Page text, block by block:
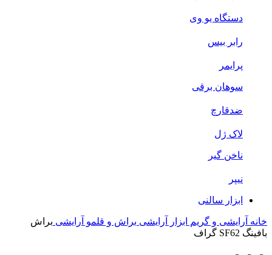
دستگاه یو وی
رابر بیس
پرایمر
سوهان برقی
ضدقارچ
لاک ژل
ناخن گیر
نیپر
ابزار سالنی
خانه آرایشی و گریم ابزار آرایشی براش و قلمو آرایشی براش
بافینگ SF62 گراف